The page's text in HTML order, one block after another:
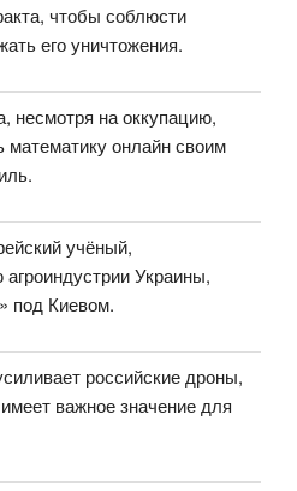
чтобы соблюсти
его уничтожения.
несмотря на оккупацию,
математику онлайн своим
учёный,
Украины,
под Киевом.
российские дроны,
важное значение для